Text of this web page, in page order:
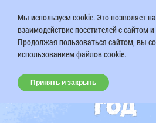
Мы используем cookie. Это позволяет
взаимодействие посетителей с сайтом
Продолжая пользоваться сайтом, вы
использованием файлов cookie.
Принять и закрыть